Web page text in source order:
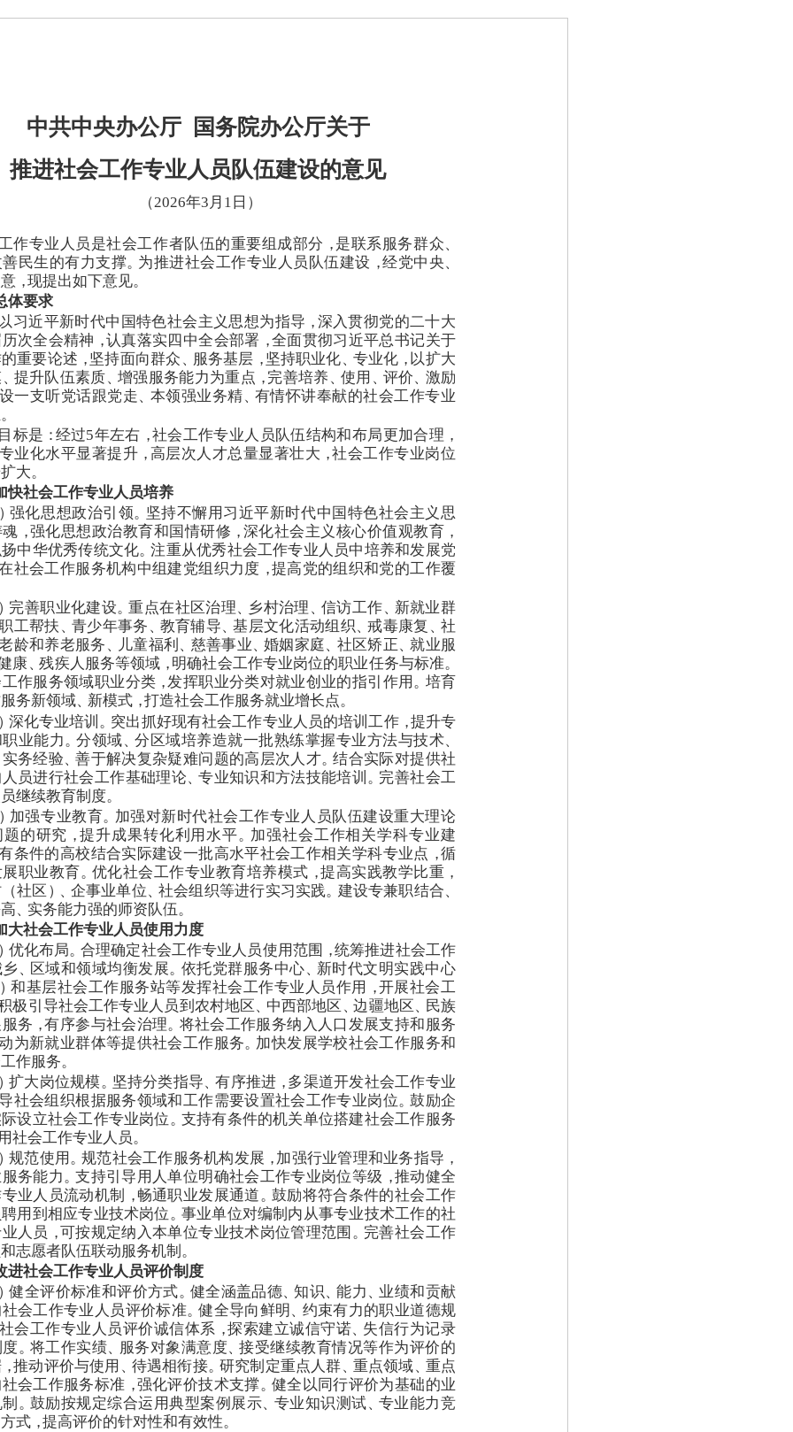
中共中央办公厅 国务院办公厅关于
推进社会工作专业人员队伍建设的意见
（2026年3月1日 ）
作专业人员是社会工作者队伍的重要组成部分 ， 是联系服务群众、
民生的有力支撑。 为推进社会工作专业人员队伍建设 ，经党中央、
，现提出如下意见。
体要求
习近平新时代中国特色社会主义思想为指导 ， 深入贯彻党的二十大
次全会精神 ，认真落实四中全会部署 ，全面贯彻习近平总书记关于
重要论述 ， 坚持面向群众 、 服务基层 ， 坚持职业化、 专业化 ， 以扩大
、 提升队伍素质、 增强服务能力为重点 ， 完善培养 、 使用 、 评价、 激励
一支听党话跟党走、 本领强业务精、 有情怀讲奉献的社会工作专业
。
标是 ： 经过5年左右 ，社会工作专业人员队伍结构和布局更加合理 ，
业化水平显著提升 ， 高层次人才总量显著壮大 ，社会工作专业岗位
大。
快社会工作专业人员培养
强化思想政治引领。 坚持不懈用习近平新时代中国特色社会主义思
，强化思想政治教育和国情研修 ， 深化社会主义核心价值观教育 ，
中华优秀传统文化。注重从优秀社会工作专业人员中培养和发展党
社会工作服务机构中组建党组织力度 ，提高党的组织和党的工作覆
完善职业化建设。重点在社区治理、 乡村治理 、 信访工作、 新就业群
工帮扶 、 青少年事务 、 教育辅导、基层文化活动组织、戒毒康复 、 社
龄和养老服务 、 儿童福利 、 慈善事业、婚姻家庭、 社区矫正 、就业服
康、残疾人服务等领域 ， 明确社会工作专业岗位的职业任务与标准。
作服务领域职业分类 ，发挥职业分类对就业创业的指引作用 。 培育
务新领域、 新模式，打造社会工作服务就业增长点。
深化专业培训 。 突出抓好现有社会工作专业人员的培训工作，提升专
业能力 。分领域、分区域培养造就一批熟练掌握专业方法与技术、
务经验、善于解决复杂疑难问题的高层次人才。结合实际对提供社
员进行社会工作基础理论、专业知识和方法技能培训 。 完善社会工
继续教育制度。
加强专业教育。 加强对新时代社会工作专业人员队伍建设重大理论
的研究 ，提升成果转化利用水平。 加强社会工作相关学科专业建
条件的高校结合实际建设一批高水平社会工作相关学科专业点 ，循
职业教育。 优化社会工作专业教育培养模式 ，提高实践教学比重 ，
（社区 ） 、 企事业单位、 社会组织等进行实习实践。 建设专兼职结合、
、 实务能力强的师资队伍。
大社会工作专业人员使用力度
优化布局。合理确定社会工作专业人员使用范围 ，统筹推进社会工作
、 区域和领域均衡发展。 依托党群服务中心、 新时代文明实践中心
和基层社会工作服务站等发挥社会工作专业人员作用 ，开展社会工
极引导社会工作专业人员到农村地区、 中西部地区 、边疆地区、
民族
务 ，有序参与社会治理。 将社会工作服务纳入人口发展支持和服务
为新就业群体等提供社会工作服务。 加快发展学校社会工作服务和
作服务。
扩大岗位规模。 坚持分类指导、有序推进 ， 多渠道开发社会工作专业
社会组织根据服务领域和工作需要设置社会工作专业岗位。鼓励企
设立社会工作专业岗位。 支持有条件的机关单位搭建社会工作服务
社会工作专业人员。
规范使用 。规范社会工作服务机构发展 ， 加强行业管理和业务指导 ，
务能力。支持引导用人单位明确社会工作专业岗位等级 ，推动健全
业人员流动机制
， 畅通职业发展通道。 鼓励将符合条件的社会工作
用到相应专业技术岗位。 事业单位对编制内从事专业技术工作的社
人员 ，可按规定纳入本单位专业技术岗位管理范围 。 完善社会工作
志愿者队伍联动服务机制 。
进社会工作专业人员评价制度
健全评价标准和评价方式。 健全涵盖品德、知识、能力 、 业绩和贡献
会工作专业人员评价标准。健全导向鲜明 、 约束有力的职业道德规
会工作专业人员评价诚信体系 ，探索建立诚信守诺、 失信行为记录
。 将工作实绩、 服务对象满意度、接受继续教育情况等作为评价的
，推动评价与使用 、 待遇相衔接。 研究制定重点人群、 重点领域、 重点
会工作服务标准 ，强化评价技术支撑。 健全以同行评价为基础的业
。 鼓励按规定综合运用典型案例展示、 专业知识测试、 专业能力竞
式 ，提高评价的针对性和有效性。